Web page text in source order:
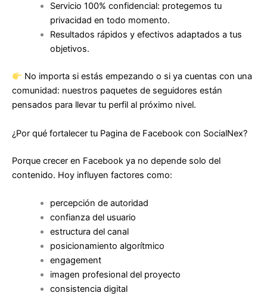
Servicio 100% confidencial: protegemos tu
privacidad en todo momento.
Resultados rápidos y efectivos adaptados a tus
objetivos.
No importa si estás empezando o si ya cuentas con una
comunidad: nuestros paquetes de seguidores están
pensados para llevar tu perfil al próximo nivel.
¿Por qué fortalecer tu Pagina de Facebook con SocialNex?
Porque crecer en Facebook ya no depende solo del
contenido. Hoy influyen factores como:
percepción de autoridad
confianza del usuario
estructura del canal
posicionamiento algorítmico
engagement
imagen profesional del proyecto
consistencia digital